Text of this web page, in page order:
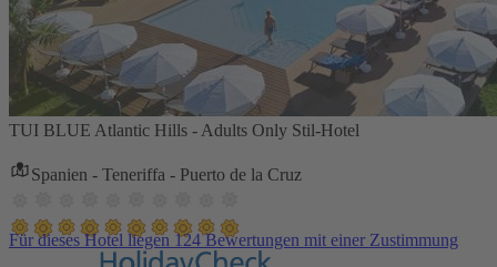
TUI BLUE Atlantic Hills - Adults Only Stil-Hotel
Spanien - Teneriffa - Puerto de la Cruz
Für dieses Hotel liegen 124 Bewertungen mit einer Zustimmung